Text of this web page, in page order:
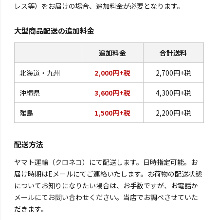
レス等）をお届けの場合、追加料金が必要となります。
大型商品配送の追加料金
追加料金 合計送料
北海道・九州 2,000円+税 2,700円+税
沖縄県 3,600円+税 4,300円+税
離島 1,500円+税 2,200円+税
配送方法
ヤマト運輸（クロネコ）にて配送します。日時指定可能。お
届け時期はEメールにてご連絡いたします。お荷物の配送状態
についてお知りになりたい場合は、お手数ですが、お電話か
メールにてお問い合わせください。当店でお調べさせていた
だきます。